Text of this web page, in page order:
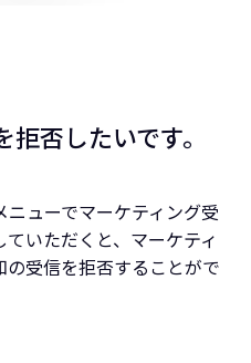
否したいです。
ニューでマーケティング受
いただくと、マーケティ
受信を拒否することがで